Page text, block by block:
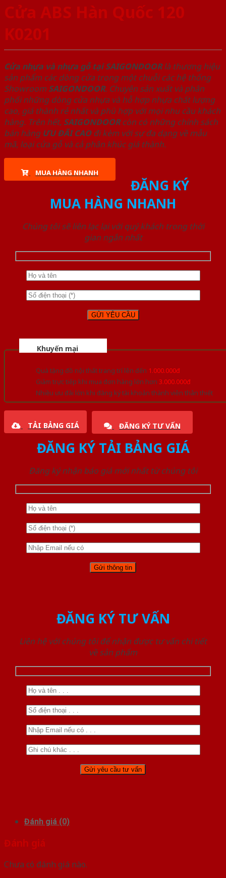
Cửa ABS Hàn Quốc 120
K0201
Cửa nhựa và nhựa gỗ tại SAIGONDOORlà thương hiệu
sản phẩm các dòng cửa trong một chuỗi các hệ thống
Showroom SAIGONDOOR. Chuyên sản xuất và phân
phối những dòng cửa nhựa và hỗ hợp nhựa chất lượng
cao, giá thành rẻ nhất và phù hợp với mọi nhu cầu khách
hàng. Trên hết, SAIGONDOORcòn có những chính sách
bán hàng ƯU ĐÃI CAOđi kèm với sự đa dạng về mẫu
mã, loại cửa gỗ và cả phân khúc giá thành.
MUA HÀNG NHANH
ĐĂNG KÝ
MUA HÀNG NHANH
Chúng tôi sẽ liên lạc lại với quý khách trong thời
gian ngắn nhất
Khuyến mại
Quà tặng đồ nội thất trang trí lên đến 1.000.000đ
Giảm trực tiếp khi mua đơn hàng lớn hơn 3.000.000đ
Nhiều ưu đãi lớn khi đăng ký tài khoản thành viên thân thiết
TẢI BẢNG GIÁ ĐĂNG KÝ TƯ VẤN
ĐĂNG KÝ TẢI BẢNG GIÁ
Đăng ký nhận báo giá mới nhất từ chúng tôi
ĐĂNG KÝ TƯ VẤN
Liên hệ với chúng tôi để nhận được tư vấn chi tiết
về sản phẩm
Đánh giá (0)
Đánh giá
Chưa có đánh giá nào.